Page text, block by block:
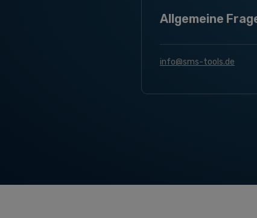
Allgemeine
info@sms-tools.de